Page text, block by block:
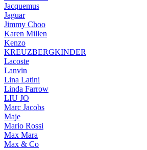
Jacquemus
Jaguar
Jimmy Choo
Karen Millen
Kenzo
KREUZBERGKINDER
Lacoste
Lanvin
Lina Latini
Linda Farrow
LIU JO
Marc Jacobs
Maje
Mario Rossi
Max Mara
Max & Co